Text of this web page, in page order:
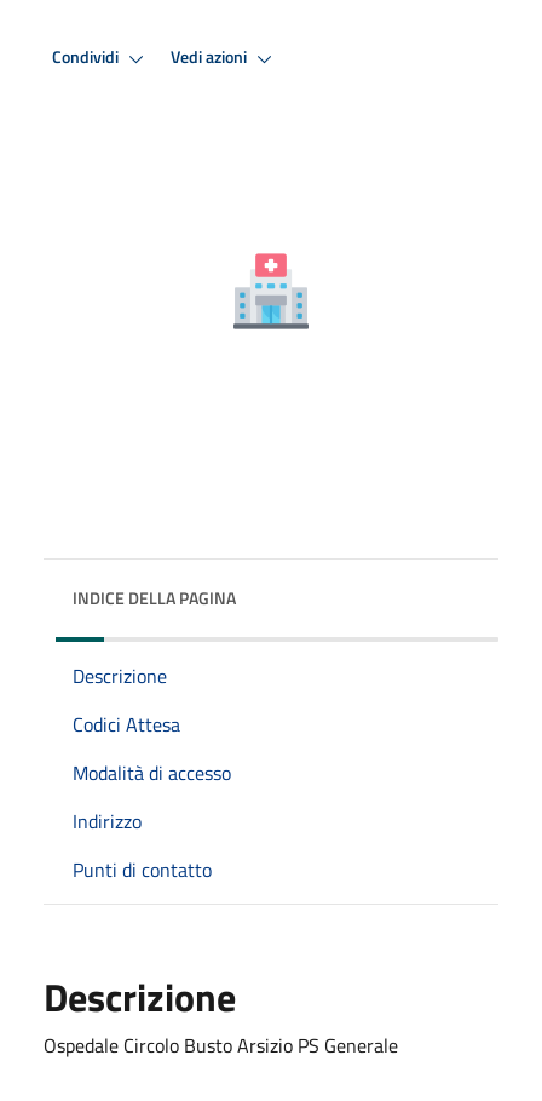
Condividi Vedi azioni
INDICE DELLA PAGINA
Descrizione
Codici Attesa
Modalità di accesso
Indirizzo
Punti di contatto
Descrizione
Ospedale Circolo Busto Arsizio PS Generale